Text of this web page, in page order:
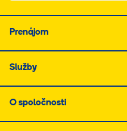
Prenájom
Služby
O spoločnosti